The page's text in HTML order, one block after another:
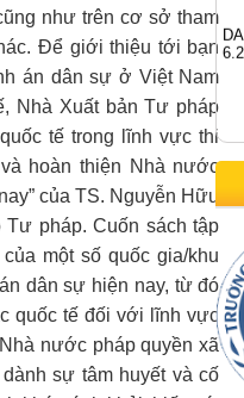
như trên cơ sở tham
Để giới thiệu tới bạn
án dân sự ở Việt Nam
Nhà Xuất bản Tư pháp
tế trong lĩnh vực thi
hoàn thiện Nhà nước
của TS. Nguyễn Hữu
pháp. Cuốn sách tập
một số quốc gia/khu
dân sự hiện nay, từ đó
quốc tế đối với lĩnh vực
nước pháp quyền xã
sự tâm huyết và cố